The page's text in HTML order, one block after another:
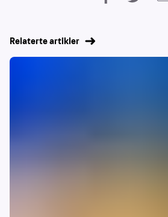
Relaterte artikler